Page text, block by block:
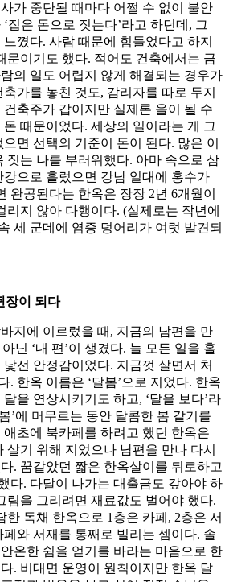
가 중단될 때마다 어쩔 수 없이 불안
집은 돈으로 짓는다’라고 하던데, 그
꼈다. 사람 때문에 힘들었다고 하지
문이기도 했다. 적어도 건축에서는 금
의 일도 어렵지 않게 해결되는 경우가
가를 놓친 것도, 감리자를 따로 두지
축주가 갑이지만 실제론 을이 될 수
때문이었다. 세상의 일이라는 게 그
면 선택의 기준이 돈이 된다. 많은 이
짓는 나를 부러워했다. 아마 속으로 삼
강으로 흘렀으면 강남 일대에 홍수가
완공된다는 한옥은 장장 2년 6개월이
리지 않아 다행이다. (실제로는 작년에
세 군데에 염증 덩어리가 여럿 발견되
장이 되다
지에 이르렀을 때, 지금의 남편을 만
닌 ‘내 편’이 생겼다. 늘 모든 일을 홀
선 안정감이었다. 지금껏 살면서 처
. 한옥 이름은 ‘달봄’으로 지었다. 한옥
을 연상시키기도 하고, ‘달을 보다’라
’에 머무르는 동안 달콤한 봄 같기를
초에 북카페를 하려고 했던 한옥은
살기 위해 지었으나 남편을 만나 다시
. 꿈같았던 짧은 한옥살이를 뒤로하고
다. 다달이 나가는 대출금도 갚아야 하
림을 그리려면 재료값도 벌어야 했다.
한 독채 한옥으로 1층은 카페, 2층은 서
와 서재를 통째로 빌리는 셈이다. 솔
온한 쉼을 얻기를 바라는 마음으로 한
. 비대면 운영이 원칙이지만 한옥 달